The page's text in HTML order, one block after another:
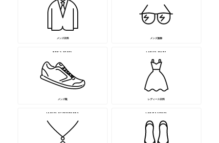
メンズ衣料 メンズ服飾
MEN’S SHOES
メンズ靴
LADIES WARE
レディース衣料
LADIES OTHERGOODS LADIES SHOES